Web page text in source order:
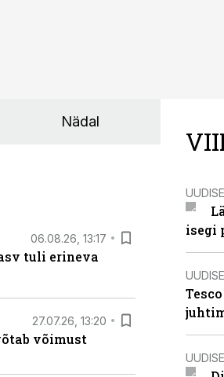
Nädal
06.08.26, 13:17
tuli erineva
27.07.26, 13:20
võimust
isegi